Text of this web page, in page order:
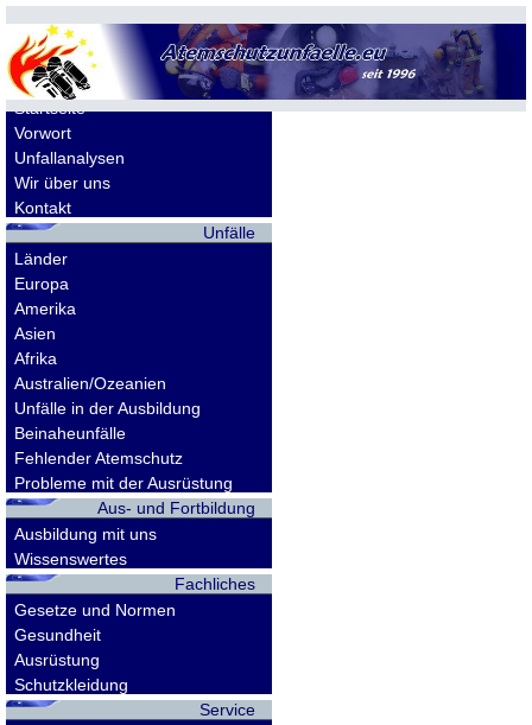
Allgemeines
Startseite
Vorwort
Unfallanalysen
Wir über uns
Kontakt
Unfälle
Länder
Europa
Amerika
Asien
Afrika
Australien/Ozeanien
Unfälle in der Ausbildung
Beinaheunfälle
Fehlender Atemschutz
Probleme mit der Ausrüstung
Aus- und Fortbildung
Ausbildung mit uns
Wissenswertes
Fachliches
Gesetze und Normen
Gesundheit
Ausrüstung
Schutzkleidung
Service